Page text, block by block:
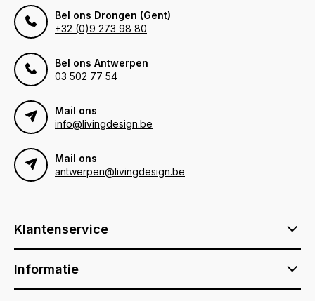
Bel ons Drongen (Gent)
+32 (0)9 273 98 80
Bel ons Antwerpen
03 502 77 54
Mail ons
info@livingdesign.be
Mail ons
antwerpen@livingdesign.be
Klantenservice
Informatie